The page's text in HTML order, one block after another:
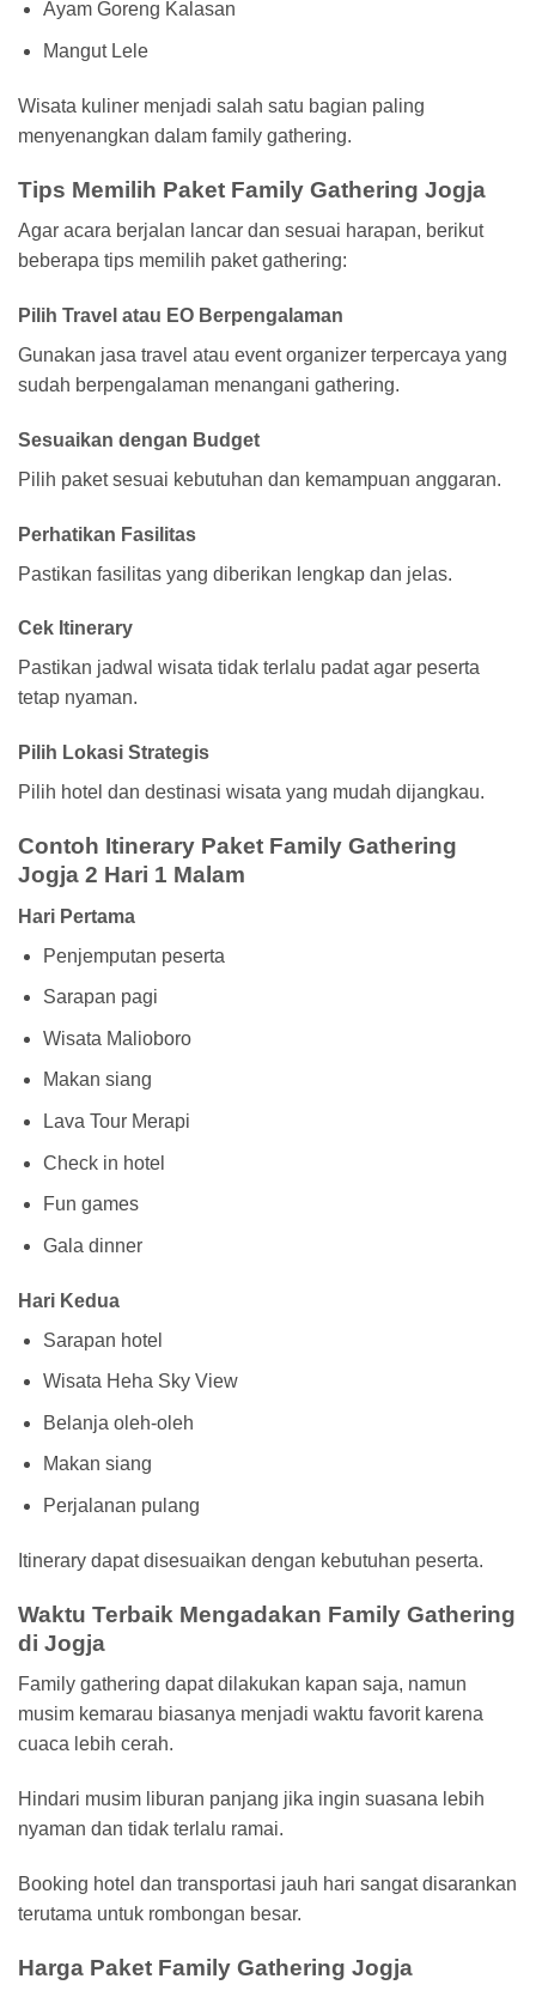
Ayam Goreng Kalasan
Mangut Lele
Wisata kuliner menjadi salah satu bagian paling
menyenangkan dalam family gathering.
Tips Memilih Paket Family Gathering Jogja
Agar acara berjalan lancar dan sesuai harapan, berikut
beberapa tips memilih paket gathering:
Pilih Travel atau EO Berpengalaman
Gunakan jasa travel atau event organizer terpercaya yang
sudah berpengalaman menangani gathering.
Sesuaikan dengan Budget
Pilih paket sesuai kebutuhan dan kemampuan anggaran.
Perhatikan Fasilitas
Pastikan fasilitas yang diberikan lengkap dan jelas.
Cek Itinerary
Pastikan jadwal wisata tidak terlalu padat agar peserta
tetap nyaman.
Pilih Lokasi Strategis
Pilih hotel dan destinasi wisata yang mudah dijangkau.
Contoh Itinerary Paket Family Gathering
Jogja 2 Hari 1 Malam
Hari Pertama
Penjemputan peserta
Sarapan pagi
Wisata Malioboro
Makan siang
Lava Tour Merapi
Check in hotel
Fun games
Gala dinner
Hari Kedua
Sarapan hotel
Wisata Heha Sky View
Belanja oleh-oleh
Makan siang
Perjalanan pulang
Itinerary dapat disesuaikan dengan kebutuhan peserta.
Waktu Terbaik Mengadakan Family Gathering
di Jogja
Family gathering dapat dilakukan kapan saja, namun
musim kemarau biasanya menjadi waktu favorit karena
cuaca lebih cerah.
Hindari musim liburan panjang jika ingin suasana lebih
nyaman dan tidak terlalu ramai.
Booking hotel dan transportasi jauh hari sangat disarankan
terutama untuk rombongan besar.
Harga Paket Family Gathering Jogja